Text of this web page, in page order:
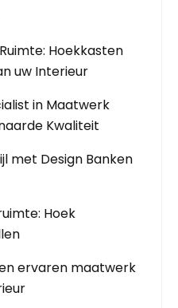
Hoekkasten
uw Interieur
in Maatwerk
Kwaliteit
met Design Banken
Hoek
ervaren maatwerk